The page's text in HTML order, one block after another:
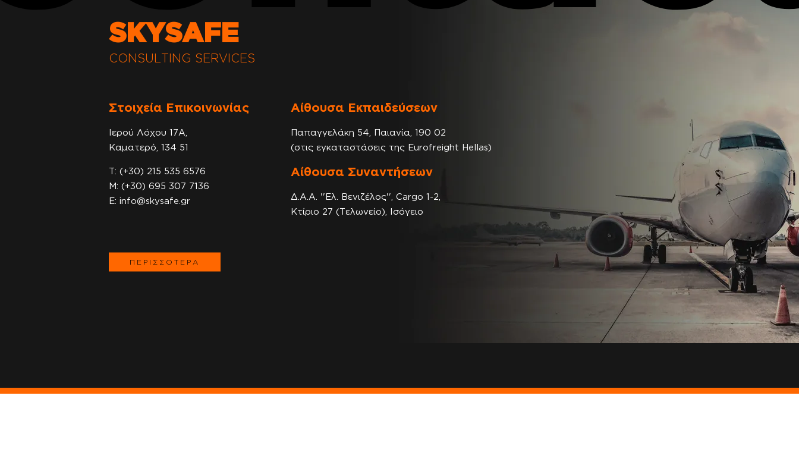
SKYSAFE
CONSULTING SERVICES
Στοιχεία Επικοινωνίας
Ιερού Λόχου 17Α,
Καματερό, 134 51
T: (+30) 215 535 6576
Μ: (+30) 695 307 7136
E: info@skysafe.gr
Αίθουσα Εκπαιδεύσεων
Παπαγγελάκη 54, Παιανία, 190 02
(στις εγκαταστάσεις της Eurofreight Hellas)
Αίθουσα Συναντήσεων
Δ.Α.Α. ''Ελ. Βενιζέλος'', Cargo 1-2,
Κτίριο 27 (Τελωνείο), Ισόγειο
ΠΕΡΙΣΣΟΤΕΡΑ